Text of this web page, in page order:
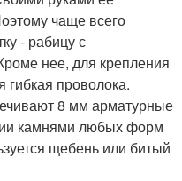
чаще всего
- рабицу с
нее, для крепления
проволока.
8 мм арматурные
камнями любых форм
щебень или битый